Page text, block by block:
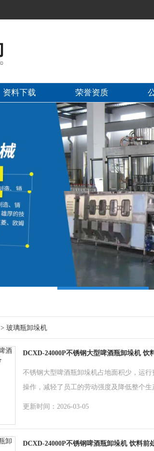
资料下载 荣誉资质
> 玻璃瓶卸垛机
DCXD-24000P不锈钢大型啤酒瓶卸垛机 饮
不锈钢大型啤酒瓶卸垛机占地面积少，运
操作，减轻了员工的劳动强度及降低整个生
更新时间：2026-03-05
DCXD-24000P不锈钢啤酒瓶卸垛机 饮料前